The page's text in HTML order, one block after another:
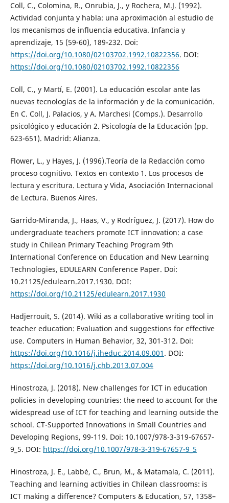
Coll, C., Colomina, R., Onrubia, J., y Rochera, M.J. (1992).
Actividad conjunta y habla: una aproximación al estudio de
los mecanismos de influencia educativa. Infancia y
aprendizaje, 15 (59-60), 189-232. Doi:
https://doi.org/10.1080/02103702.1992.10822356. DOI:
https://doi.org/10.1080/02103702.1992.10822356
Coll, C., y Martí, E. (2001). La educación escolar ante las
nuevas tecnologías de la información y de la comunicación.
En C. Coll, J. Palacios, y A. Marchesi (Comps.). Desarrollo
psicológico y educación 2. Psicología de la Educación (pp.
623-651). Madrid: Alianza.
Flower, L., y Hayes, J. (1996).Teoría de la Redacción como
proceso cognitivo. Textos en contexto 1. Los procesos de
lectura y escritura. Lectura y Vida, Asociación Internacional
de Lectura. Buenos Aires.
Garrido-Miranda, J., Haas, V., y Rodríguez, J. (2017). How do
undergraduate teachers promote ICT innovation: a case
study in Chilean Primary Teaching Program 9th
International Conference on Education and New Learning
Technologies, EDULEARN Conference Paper. Doi:
10.21125/edulearn.2017.1930. DOI:
https://doi.org/10.21125/edulearn.2017.1930
Hadjerrouit, S. (2014). Wiki as a collaborative writing tool in
teacher education: Evaluation and suggestions for effective
use. Computers in Human Behavior, 32, 301-312. Doi:
https://doi.org/10.1016/j.iheduc.2014.09.001 . DOI:
https://doi.org/10.1016/j.chb.2013.07.004
Hinostroza, J. (2018). New challenges for ICT in education
policies in developing countries: the need to account for the
widespread use of ICT for teaching and learning outside the
school. CT-Supported Innovations in Small Countries and
Developing Regions, 99-119. Doi: 10.1007/978-3-319-67657-
9_5. DOI: https://doi.org/10.1007/978-3-319-67657-9_5
Hinostroza, J. E., Labbé, C., Brun, M., & Matamala, C. (2011).
Teaching and learning activities in Chilean classrooms: is
ICT making a difference? Computers & Education, 57, 1358–